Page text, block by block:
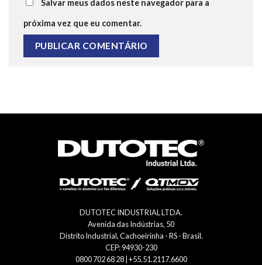
Salvar meus dados neste navegador para a
próxima vez que eu comentar.
DUTOTEC INDUSTRIAL LTDA.
Avenida das Indústrias, 50
Distrito Industrial, Cachoeirinha - RS - Brasil.
CEP: 94930-230
0800 702 68 28 | +55.51.2117.6600